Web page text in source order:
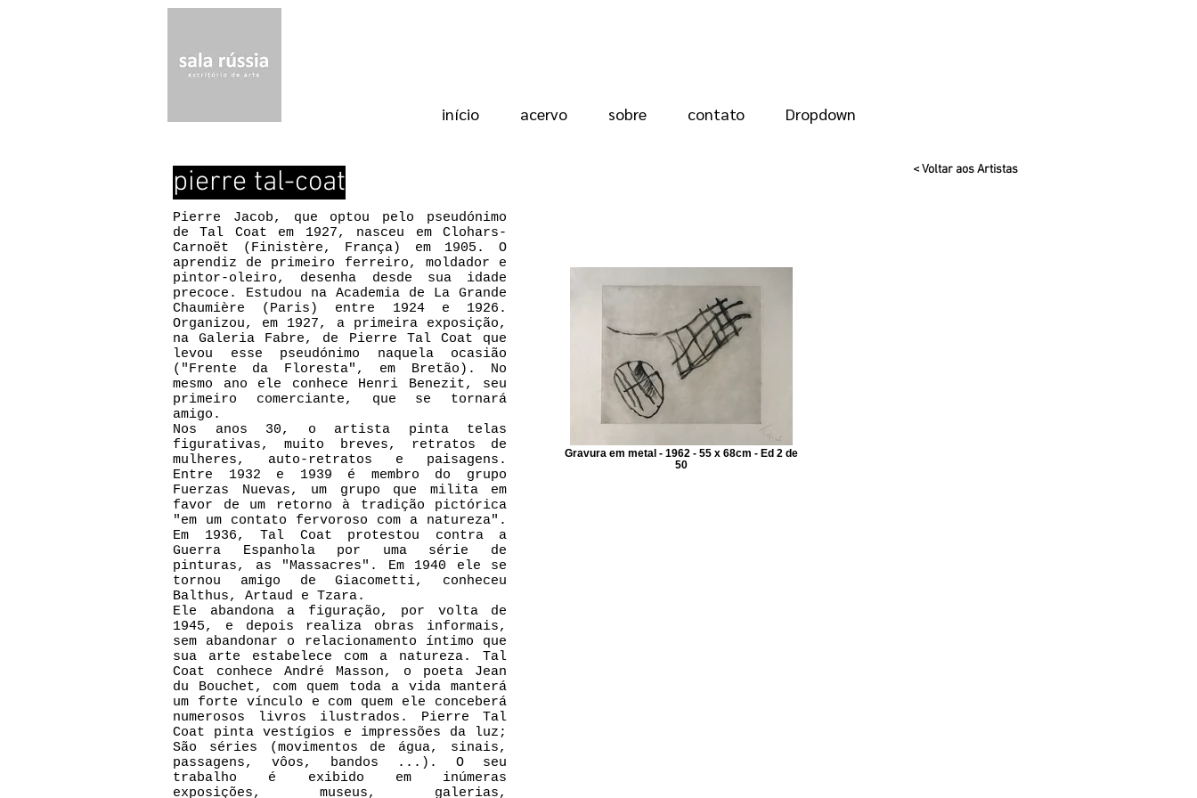
início acervo sobre contato Dropdown
pierre tal-coat
Pierre Jacob, que optou pelo pseudónimo
de Tal Coat em 1927, nasceu em Clohars-
Carnoët (Finistère, França) em 1905. O
aprendiz de primeiro ferreiro, moldador e
pintor-oleiro, desenha desde sua idade
precoce. Estudou na Academia de La Grande
Chaumière (Paris) entre 1924 e 1926.
Organizou, em 1927, a primeira exposição,
na Galeria Fabre, de Pierre Tal Coat que
levou esse pseudónimo naquela ocasião
("Frente da Floresta", em Bretão). No
mesmo ano ele conhece Henri Benezit, seu
primeiro comerciante, que se tornará
amigo.
Nos anos 30, o artista pinta telas
figurativas, muito breves, retratos de
mulheres, auto-retratos e paisagens.
Entre 1932 e 1939 é membro do grupo
Fuerzas Nuevas, um grupo que milita em
favor de um retorno à tradição pictórica
"em um contato fervoroso com a natureza".
Em 1936, Tal Coat protestou contra a
Guerra Espanhola por uma série de
pinturas, as "Massacres". Em 1940 ele se
tornou amigo de Giacometti, conheceu
Balthus, Artaud e Tzara.
Ele abandona a figuração, por volta de
1945, e depois realiza obras informais,
sem abandonar o relacionamento íntimo que
sua arte estabelece com a natureza. Tal
Coat conhece André Masson, o poeta Jean
du Bouchet, com quem toda a vida manterá
um forte vínculo e com quem ele conceberá
numerosos livros ilustrados. Pierre Tal
Coat pinta vestígios e impressões da luz;
São séries (movimentos de água, sinais,
passagens, vôos, bandos ...). O seu
trabalho é exibido em inúmeras
exposições, museus, galerias,
Gravura em metal - 1962 - 55 x 68cm - Ed 2 de
50
< Voltar aos Artistas